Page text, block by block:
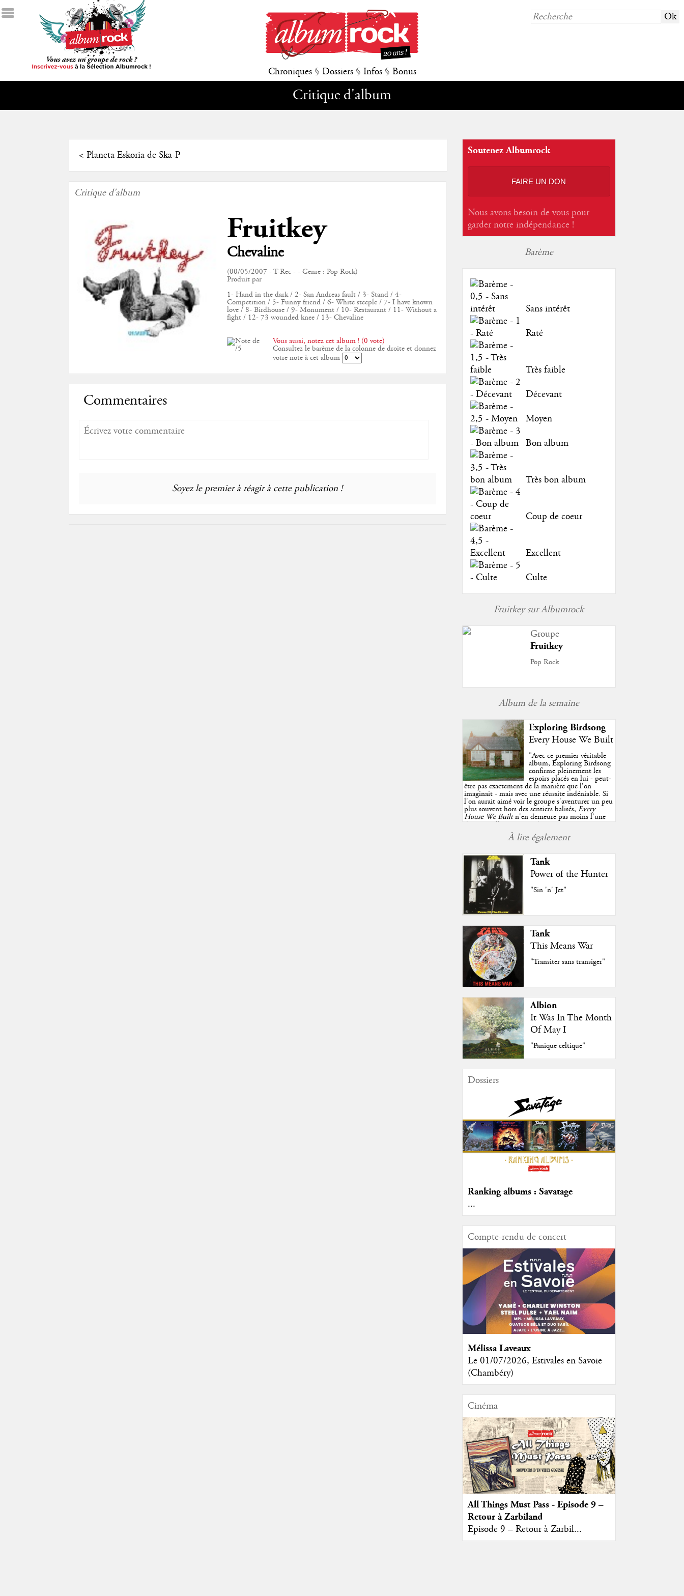
Chroniques § Dossiers § Infos § Bonus
Critique d'album
< Planeta Eskoria de Ska-P
Critique d'album
Fruitkey
Chevaline
(00/05/2007 - T-Rec - - Genre : Pop Rock)
Produit par
1- Hand in the dark / 2- San Andreas fault / 3- Stand / 4-
Competition / 5- Funny friend / 6- White steeple / 7- I have known
love / 8- Birdhouse / 9- Monument / 10- Restaurant / 11- Without a
fight / 12- 73 wounded knee / 13- Chevaline
Vous aussi, notez cet album ! (0 vote)
Consultez le barème de la colonne de droite et donnez
votre note à cet album
Commentaires
Soyez le premier à réagir à cette publication !
Soutenez Albumrock
FAIRE UN DON
Nous avons besoin de vous pour
garder notre indépendance !
Barème
Sans intérêt
Raté
Très faible
Décevant
Moyen
Bon album
Très bon album
Coup de coeur
Excellent
Culte
Fruitkey sur Albumrock
Groupe
Fruitkey
Pop Rock
Album de la semaine
Exploring Birdsong
Every House We Built
"Avec ce premier véritable
album, Exploring Birdsong
confirme pleinement les
espoirs placés en lui - peut-
être pas exactement de la manière que l'on
imaginait - mais avec une réussite indéniable. Si
l'on aurait aimé voir le groupe s'aventurer un peu
plus souvent hors des sentiers balisés,Every
House We Builtn'en demeure pas moins l'une
des très belles surprises de cette année, porté par
plusieurs morceaux qui trouveront sans difficulté
une place de choix dans vos playlists estivales.
À lire également
Tank
Power of the Hunter
"Sin 'n' Jet"
Tank
This Means War
"Transiter sans transiger"
Albion
It Was In The Month
Of May I
"Panique celtique"
Dossiers
Ranking albums : Savatage
...
Compte-rendu de concert
Mélissa Laveaux
Le 01/07/2026, Estivales en Savoie
(Chambéry)
Cinéma
All Things Must Pass - Episode 9 –
Retour à Zarbiland
Episode 9 – Retour à Zarbil...